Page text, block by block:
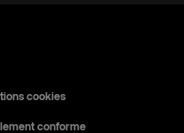
cookies
conforme